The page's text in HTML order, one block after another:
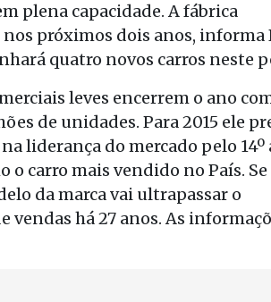
plena capacidade. A fábrica
próximos dois anos, informa
quatro novos carros neste
leves encerrem o ano
de unidades. Para 2015 ele
liderança do mercado pelo 14º
o carro mais vendido no País. Se
da marca vai ultrapassar o
há 27 anos. As